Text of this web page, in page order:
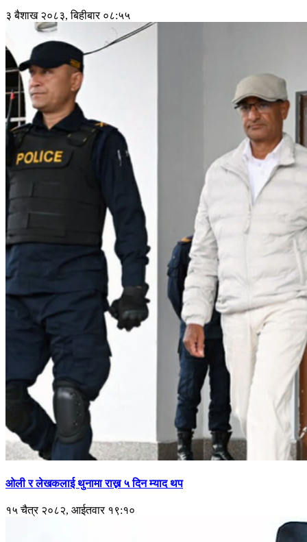
३ बैशाख २०८३, बिहीबार ०८:५५
ओली र लेखकलाई थुनामा राख्न ५ दिन म्याद थप
१५ चैत्र २०८२, आईतवार १९:१०